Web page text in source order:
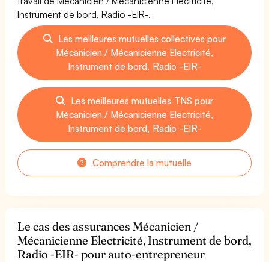
Instrument de bord, Radio -EIR-.
Les meilleures mutuelles collectives pour
Mécanicien / Mécanicienne Electricité,
Instrument de bord, Radio -EIR-
Les meilleures mutuelles TNS pour
Mécanicien / Mécanicienne Electricité,
Instrument de bord, Radio -EIR-
Comprendre la mutuelle
Le cas des assurances Mécanicien /
Mécanicienne Electricité, Instrument de bord,
Radio -EIR- pour auto-entrepreneur